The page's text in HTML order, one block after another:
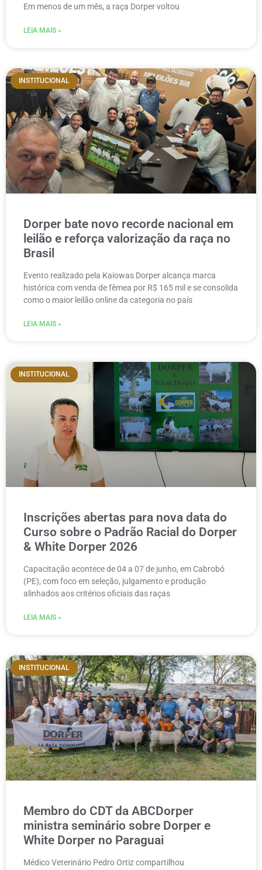
Em menos de um mês, a raça Dorper voltou
LEIA MAIS »
INSTITUCIONAL
Dorper bate novo recorde nacional em
leilão e reforça valorização da raça no
Brasil
Evento realizado pela Kaiowas Dorper alcança marca
histórica com venda de fêmea por R$ 165 mil e se consolida
como o maior leilão online da categoria no país
LEIA MAIS »
INSTITUCIONAL
Inscrições abertas para nova data do
Curso sobre o Padrão Racial do Dorper
& White Dorper 2026
Capacitação acontece de 04 a 07 de junho, em Cabrobó
(PE), com foco em seleção, julgamento e produção
alinhados aos critérios oficiais das raças
LEIA MAIS »
INSTITUCIONAL
Membro do CDT da ABCDorper
ministra seminário sobre Dorper e
White Dorper no Paraguai
Médico Veterinário Pedro Ortiz compartilhou